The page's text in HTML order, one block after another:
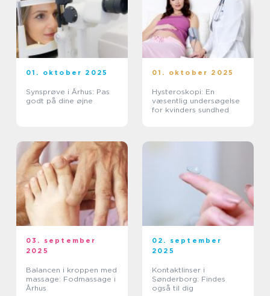
01. oktober 2025
Synsprøve i Århus: Pas
godt på dine øjne
01. oktober 2025
Hysteroskopi: En
væsentlig undersøgelse
for kvinders sundhed
03. september
2025
Balancen i kroppen med
massage: Fodmassage i
Århus
02. september
2025
Kontaktlinser i
Sønderborg: Findes
også til dig